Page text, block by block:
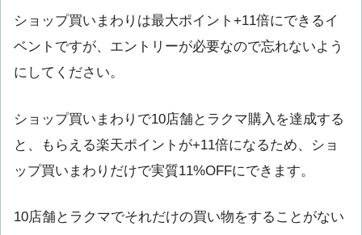
ショップ買いまわりは最大ポイント+11倍にできるイ
ベントですが、エントリーが必要なので忘れないよう
にしてください。
ショップ買いまわりで10店舗とラクマ購入を達成する
と、もらえる楽天ポイントが+11倍になるため、ショ
ップ買いまわりだけで実質11%OFFにできます。
10店舗とラクマでそれだけの買い物をすることがない